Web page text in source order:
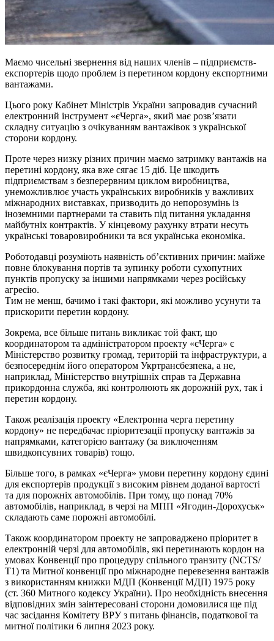
Маємо чисельні звернення від наших членів – підприємств-
експортерів щодо проблем із перетином кордону експортними
вантажами.
Цього року Кабінет Міністрів України запровадив сучасний
електронний інструмент «єЧерга», який має розв’язати
складну ситуацію з очікуванням вантажівок з української
сторони кордону.
Проте через низку різних причин маємо затримку вантажів на
перетині кордону, яка вже сягає 15 діб. Це шкодить
підприємствам з безперервним циклом виробництва,
унеможливлює участь українських виробників у важливих
міжнародних виставках, призводить до непорозумінь із
іноземними партнерами та ставить під питання укладання
майбутніх контрактів. У кінцевому рахунку втрати несуть
українські товаровиробники та вся українська економіка.
Роботодавці розуміють наявність об’єктивних причин: майже
повне блокування портів та зупинку роботи сухопутних
пунктів пропуску за іншими напрямками через російську
агресію.
Тим не менш, бачимо і такі фактори, які можливо усунути та
прискорити перетин кордону.
Зокрема, все більше питань викликає той факт, що
координатором та адміністратором проекту «єЧерга» є
Міністерство розвитку громад, територій та інфраструктури, а
безпосереднім його оператором Укртрансбезпека, а не,
наприклад, Міністерство внутрішніх справ та Державна
прикордонна служба, які контролюють як дорожній рух, так і
перетин кордону.
Також реалізація проекту «Електронна черга перетину
кордону» не передбачає пріоритезації пропуску вантажів за
напрямками, категорією вантажу (за виключенням
швидкопсувних товарів) тощо.
Більше того, в рамках «єЧерга» умови перетину кордону єдині
для експортерів продукції з високим рівнем доданої вартості
та для порожніх автомобілів. При тому, що понад 70%
автомобілів, наприклад, в черзі на МПП «Ягодин-Дорохуськ»
складають саме порожні автомобілі.
Також координатором проекту не запроваджено пріоритет в
електронній черзі для автомобілів, які перетинають кордон на
умовах Конвенції про процедуру спільного транзиту (NCTS/
Т1) та Митної конвенції про міжнародне перевезення вантажів
з використанням книжки МДП (Конвенції МДП) 1975 року
(ст. 360 Митного кодексу України). Про необхідність внесення
відповідних змін заінтересовані сторони домовилися ще під
час засідання Комітету ВРУ з питань фінансів, податкової та
митної політики 6 липня 2023 року.